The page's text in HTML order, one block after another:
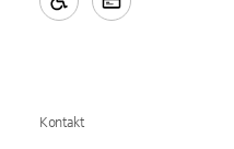
Kontakt